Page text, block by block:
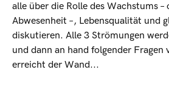
alle über die Rolle des Wachstums –
Abwesenheit –, Lebensqualität und
diskutieren. Alle 3 Strömungen
und dann an hand folgender Fragen
erreicht der Wand...